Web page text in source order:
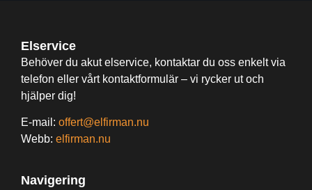
Elservice
Behöver du akut elservice, kontaktar du oss enkelt via
telefon eller vårt kontaktformulär – vi rycker ut och
hjälper dig!
E-mail: offert@elfirman.nu
Webb: elfirman.nu
Navigering